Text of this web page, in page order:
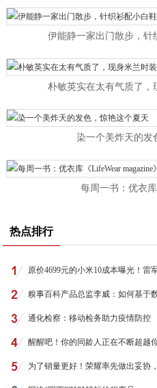
伊能静一家出门散步，针
朴敏英实在太有气质了，
染一个美炸天的发
每周一书：优衣
热点排行
原价4699元的小米10成本曝光！雷
糗事百科产品总监李威：如何基于
通化检察：移动检务助力疫情防控
醒醒吧！你的同龄人正在不断超越
为了销量更好！荣耀率先做出妥协